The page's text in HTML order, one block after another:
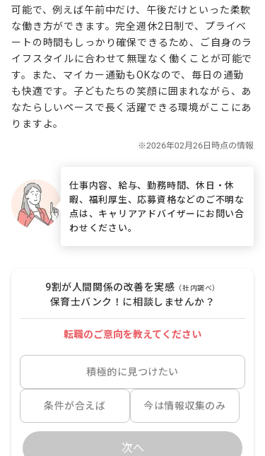
可能で、例えば午前中だけ、午後だけといった柔軟
な働き方ができます。完全週休2日制で、プライベ
ートの時間もしっかり確保できるため、ご自身のラ
イフスタイルに合わせて無理なく働くことが可能で
す。また、マイカー通勤もOKなので、毎日の通勤
も快適です。子どもたちの笑顔に囲まれながら、あ
なたらしいペースで長く活躍できる環境がここにあ
りますよ。
仕事内容、給与、勤務時間、休日・休
暇、福利厚生、応募資格などのご不明な
点は、キャリアアドバイザーにお問い合
わせください。
9割が人間関係の改善を実感 （社内調べ）
保育士バンク！に相談しませんか？
転職のご意向を教えてください
積極的に見つけたい
条件が合えば 今は情報収集のみ
次へ